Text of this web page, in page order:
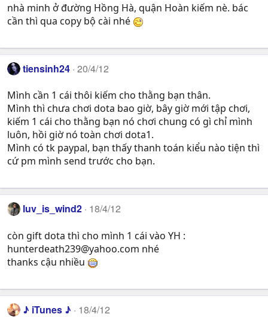
nhà minh ở đường Hồng Hà, quận Hoàn kiếm nè. bác
cần thì qua copy bộ cài nhé
tiensinh24 20/4/12
Mình cần 1 cái thôi kiếm cho thằng bạn thân.
Mình thì chưa chơi dota bao giờ, bây giờ mới tập chơi,
kiếm 1 cái cho thằng bạn nó chơi chung có gì chỉ mình
luôn, hồi giờ nó toàn chơi dota1.
Mình có tk paypal, bạn thấy thanh toán kiểu nào tiện thì
cứ pm mình send trước cho bạn.
luv_is_wind2 18/4/12
còn gift dota thì cho mình 1 cái vào YH :
hunterdeath239@yahoo.com nhé
thanks cậu nhiều
♪ iTunes ♪ 18/4/12